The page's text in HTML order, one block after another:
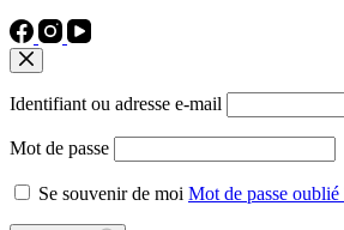
Identifiant ou adresse e-mail
Mot de passe
Se souvenir de moi Mot de passe oublié